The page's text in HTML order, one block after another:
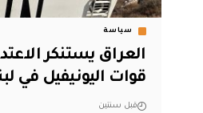
سياسة
العراق يستنكر
قوات اليونيفيل في
قبل سنتين